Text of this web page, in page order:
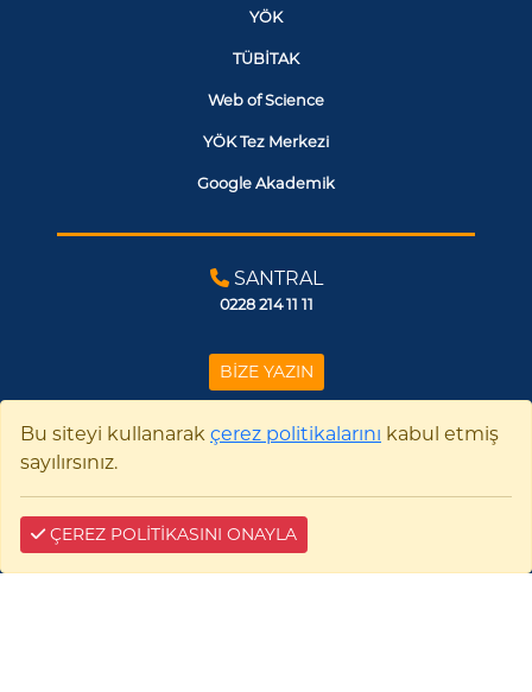
YÖK
TÜBİTAK
Web of Science
YÖK Tez Merkezi
Google Akademik
SANTRAL
0228 214 11 11
BİZE YAZIN
Çerez Bilgilendirme
Bu siteyi kullanarak çerez politikalarını kabul etmiş
sayılırsınız.
ÇEREZ POLİTİKASINI ONAYLA